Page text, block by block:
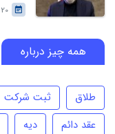
20 شهریور 1400
همه چیز درباره
طلاق ثبت شرکت
عقد دائم
دیه